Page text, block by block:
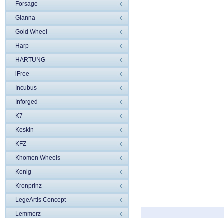
Forsage
Gianna
Gold Wheel
Harp
HARTUNG
iFree
Incubus
Inforged
K7
Keskin
KFZ
Khomen Wheels
Konig
Kronprinz
LegeArtis Concept
Lemmerz